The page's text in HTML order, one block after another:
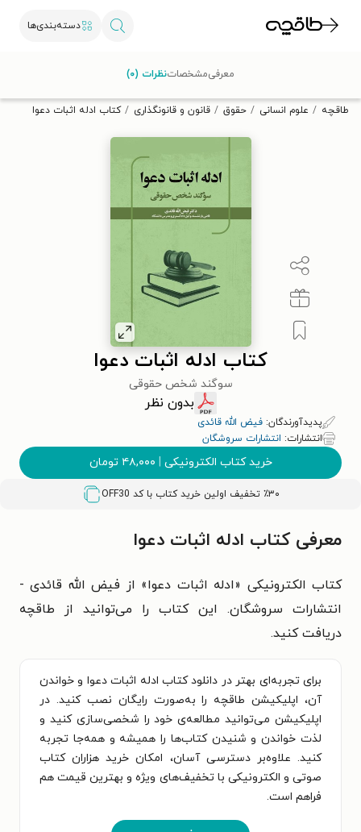
دسته‌بندی‌ها
تخفیف از طاقچه دریافت کن.
طاقچه علوم انسانی حقوق قانون و قانونگذاری کتاب ادله اثبات دعوا
کتاب ادله اثبات دعوا
سوگند شخص حقوقی
بدون نظر
پدیدآورندگان: فیض‌ الله قائدی
انتشارات: انتشارات سروشگان
خرید کتاب الکترونیکی | ۴۸,۰۰۰ تومان
٪۳۰ تخفیف اولین خرید کتاب با کد OFF30
معرفیمشخصاتنظرات (۰)
معرفی کتاب ادله اثبات دعوا
کتاب الکترونیکی «ادله اثبات دعوا» از فیض‌ الله قائدی -
انتشارات سروشگان. این کتاب را می‌توانید از طاقچه
دریافت کنید.
برای تجربه‌ای بهتر در دانلود کتاب ادله اثبات دعوا و خواندن
آن، اپلیکیشن طاقچه را به‌صورت رایگان نصب کنید. در
اپلیکیشن می‌توانید مطالعه‌ی خود را شخصی‌سازی کنید و
لذت خواندن و شنیدن کتاب‌ها را همیشه و همه‌جا تجربه
کنید. علاوه‌بر دسترسی آسان، امکان خرید هزاران کتاب
صوتی و الکترونیکی با تخفیف‌های ویژه و بهترین قیمت هم
فراهم است.